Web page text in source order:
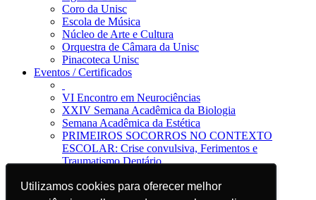
Utilizamos cookies para oferecer melhor
Utilizamos cookies para oferecer melhor
Coro da Unisc
Escola de Música
Núcleo de Arte e Cultura
Orquestra de Câmara da Unisc
Pinacoteca Unisc
Eventos / Certificados
VI Encontro em Neurociências
XXIV Semana Acadêmica da Biologia
Semana Acadêmica da Estética
PRIMEIROS SOCORROS NO CONTEXTO
ESCOLAR: Crise convulsiva, Ferimentos e
Traumatismo Dentário
Jornal da Unisc